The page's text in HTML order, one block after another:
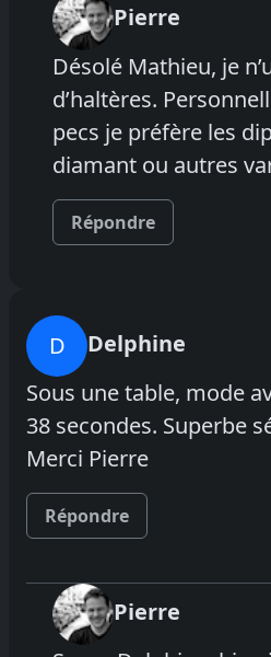
Pierre
Désolé Mathieu, je
d’haltères.
pecs je préfère les
diamant ou autres
Répondre
D
Delphine
Sous une table, mode
38 secondes. Superbe
Merci Pierre
Répondre
Pierre